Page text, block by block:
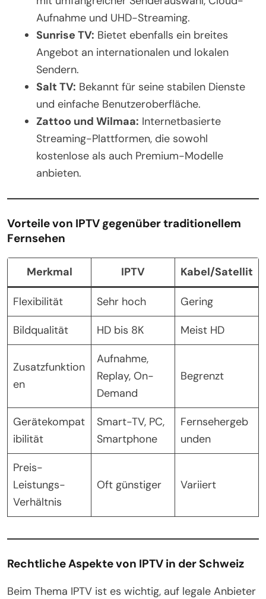
Aufnahme und UHD-Streaming.
Sunrise TV: Bietet ebenfalls ein breites
Angebot an internationalen und lokalen
Sendern.
Salt TV: Bekannt für seine stabilen Dienste
und einfache Benutzeroberfläche.
Zattoo und Wilmaa: Internetbasierte
Streaming-Plattformen, die sowohl
kostenlose als auch Premium-Modelle
anbieten.
Vorteile von IPTV gegenüber traditionellem
Fernsehen
Merkmal IPTV Kabel/Satellit
Flexibilität Sehr hoch
Gering
Bildqualität
HD bis 8K Meist HD
Zusatzfunktion
en
Aufnahme,
Replay, On-
Demand
Begrenzt
Gerätekompat
ibilität
Smart-TV, PC,
Smartphone
Fernsehergeb
unden
Preis-
Leistungs-
Verhältnis
Oft günstiger Variiert
Rechtliche Aspekte von IPTV in der Schweiz
Beim Thema IPTV ist es wichtig, auf legale Anbieter